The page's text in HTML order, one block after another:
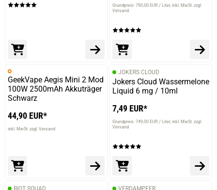
Kevin K.
Top ware, alles bestens. Immer wieder gerne
Trustedshops.de
Sven K.
Verdammt lecker dat Zeuch. Verdampfer ist nen Zeus mit
ner 0,12 Ohm Spule und Japanische Biowatte als
Grundpreis: 790,00 EUR / Liter inkl. MwSt. zzgl.
Versand
GeekVape Aegis Mini 2 Mod
100W 2500mAh Akkuträger
Schwarz
44,90 EUR*
inkl. MwSt. zzgl. Versand
JOKERS CLOUD
Jokers Cloud Wassermelone
Liquid 6 mg / 10ml
7,49 EUR*
Grundpreis: 749,00 EUR / Liter inkl. MwSt. zzgl.
Versand
RIOT SQUAD VERDAMPFER